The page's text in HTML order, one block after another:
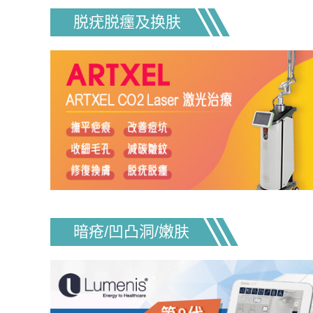
脱疣脱癦及换肤
暗疮/凹凸洞/嫩肤